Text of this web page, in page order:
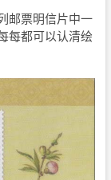
邮票明信片中一
每都可以认清绘